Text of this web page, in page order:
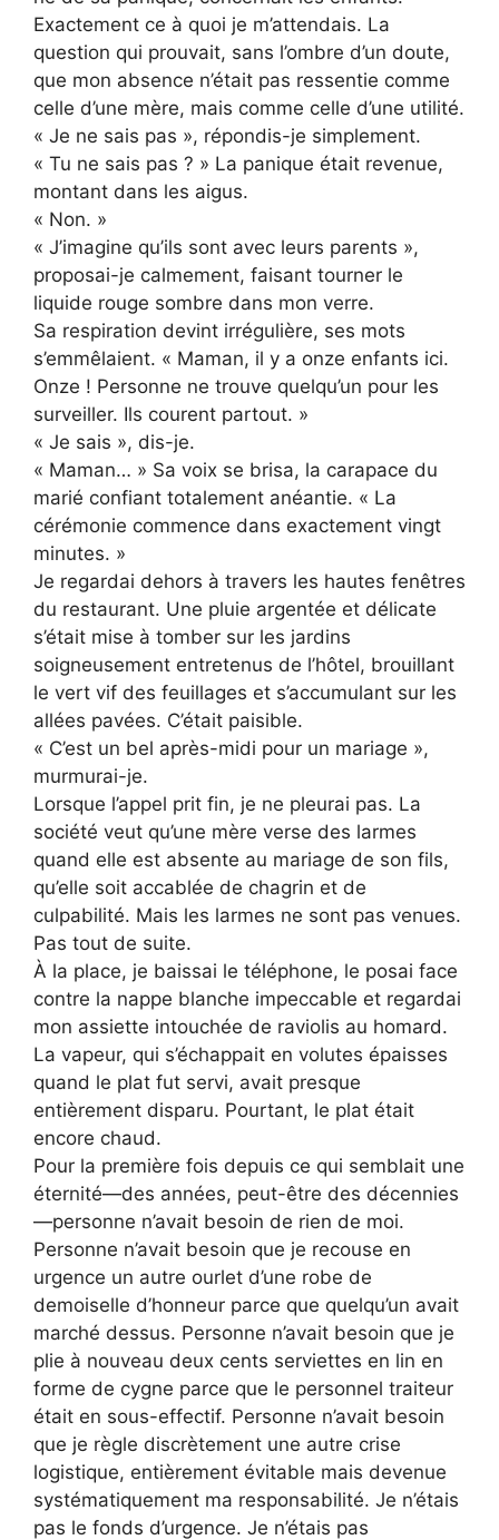
Exactement ce à quoi je m’attendais. La
question qui prouvait, sans l’ombre d’un doute,
que mon absence n’était pas ressentie comme
celle d’une mère, mais comme celle d’une utilité.
« Je ne sais pas », répondis-je simplement.
« Tu ne sais pas ? » La panique était revenue,
montant dans les aigus.
« Non. »
« J’imagine qu’ils sont avec leurs parents »,
proposai-je calmement, faisant tourner le
liquide rouge sombre dans mon verre.
Sa respiration devint irrégulière, ses mots
s’emmêlaient. « Maman, il y a onze enfants ici.
Onze ! Personne ne trouve quelqu’un pour les
surveiller. Ils courent partout. »
« Je sais », dis-je.
« Maman… » Sa voix se brisa, la carapace du
marié confiant totalement anéantie. « La
cérémonie commence dans exactement vingt
minutes. »
Je regardai dehors à travers les hautes fenêtres
du restaurant. Une pluie argentée et délicate
s’était mise à tomber sur les jardins
soigneusement entretenus de l’hôtel, brouillant
le vert vif des feuillages et s’accumulant sur les
allées pavées. C’était paisible.
« C’est un bel après-midi pour un mariage »,
murmurai-je.
Lorsque l’appel prit fin, je ne pleurai pas. La
société veut qu’une mère verse des larmes
quand elle est absente au mariage de son fils,
qu’elle soit accablée de chagrin et de
culpabilité. Mais les larmes ne sont pas venues.
Pas tout de suite.
À la place, je baissai le téléphone, le posai face
contre la nappe blanche impeccable et regardai
mon assiette intouchée de raviolis au homard.
La vapeur, qui s’échappait en volutes épaisses
quand le plat fut servi, avait presque
entièrement disparu. Pourtant, le plat était
encore chaud.
Pour la première fois depuis ce qui semblait une
éternité—des années, peut-être des décennies
—personne n’avait besoin de rien de moi.
Personne n’avait besoin que je recouse en
urgence un autre ourlet d’une robe de
demoiselle d’honneur parce que quelqu’un avait
marché dessus. Personne n’avait besoin que je
plie à nouveau deux cents serviettes en lin en
forme de cygne parce que le personnel traiteur
était en sous-effectif. Personne n’avait besoin
que je règle discrètement une autre crise
logistique, entièrement évitable mais devenue
systématiquement ma responsabilité. Je n’étais
pas le fonds d’urgence. Je n’étais pas